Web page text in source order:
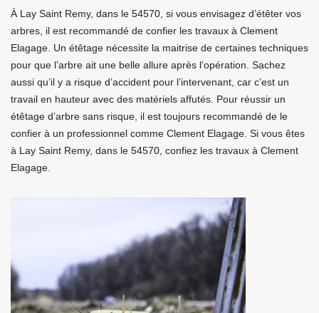
À Lay Saint Remy, dans le 54570, si vous envisagez d’étêter vos
arbres, il est recommandé de confier les travaux à Clement
Elagage. Un étêtage nécessite la maitrise de certaines techniques
pour que l’arbre ait une belle allure après l’opération. Sachez
aussi qu’il y a risque d’accident pour l’intervenant, car c’est un
travail en hauteur avec des matériels affutés. Pour réussir un
étêtage d’arbre sans risque, il est toujours recommandé de le
confier à un professionnel comme Clement Elagage. Si vous êtes
à Lay Saint Remy, dans le 54570, confiez les travaux à Clement
Elagage.